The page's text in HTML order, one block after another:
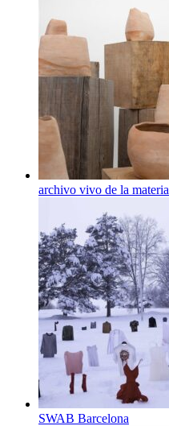
archivo vivo de la materia
SWAB Barcelona